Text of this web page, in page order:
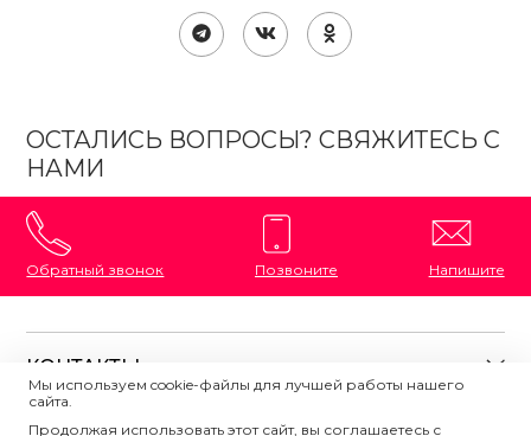
ОСТАЛИСЬ ВОПРОСЫ? СВЯЖИТЕСЬ С
НАМИ
Обратный звонок Позвоните Напишите
КОНТАКТЫ
8 (800) 333-87-72
Мы используем cookie-файлы для лучшей работы нашего
сайта.
Продолжая использовать этот сайт, вы соглашаетесь с